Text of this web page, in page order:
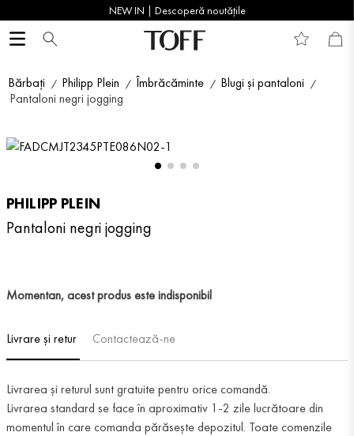
NEW IN | Descoperă noutățile
Bărbați Philipp Plein Îmbrăcăminte
Blugi și pantaloni
Pantaloni negri jogging
PHILIPP PLEIN
Pantaloni negri jogging
Momentan, acest produs este indisponibil
Livrare și retur Contactează-ne
Livrarea și returul sunt gratuite pentru orice comandă.
Livrarea standard se face în aproximativ 1-2 zile lucrătoare din
momentul în care comanda părăsește depozitul. Toate comenzile